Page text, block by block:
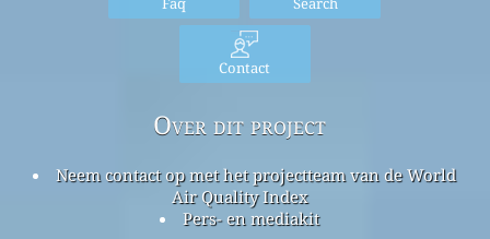
Contact
Over dit project
Neem contact op met het projectteam van de World
Air Quality Index
Pers- en mediakit